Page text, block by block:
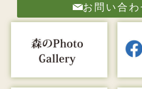
お問い合わ